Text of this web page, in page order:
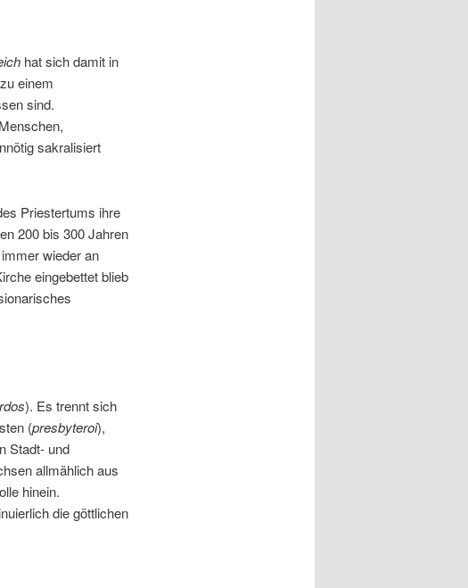
hat sich damit in
einem
sind.
sakralisiert
Priestertums ihre
200 bis 300 Jahren
wieder an
eingebettet blieb
). Es trennt sich
(presbyteroi),
Stadt- und
allmählich aus
hinein.
die göttlichen